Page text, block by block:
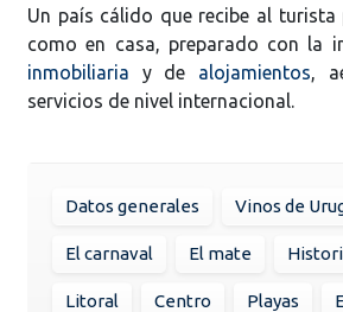
Un país cálido que recibe al turista
como en casa, preparado con la
inmobiliaria y de alojamientos,
servicios de nivel internacional.
Datos generales Vinos de
El carnaval El mate
Litoral Centro Playas